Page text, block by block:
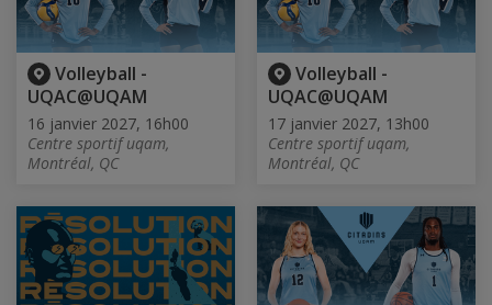
Volleyball -
UQAC@UQAM
16 janvier 2027, 16h00
Centre sportif uqam,
Montréal, QC
Volleyball -
UQAC@UQAM
17 janvier 2027, 13h00
Centre sportif uqam,
Montréal, QC